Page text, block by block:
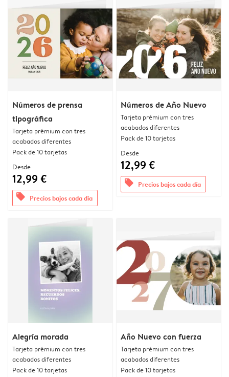
Números de prensa
tipográfica
Tarjeta prémium con tres
acabados diferentes
Pack de 10 tarjetas
Desde
12,99 €
offers Precios bajos cada día
Números de Año Nuevo
Tarjeta prémium con tres
acabados diferentes
Pack de 10 tarjetas
Desde
12,99 €
offers Precios bajos cada día
Alegría morada
Tarjeta prémium con tres
acabados diferentes
Pack de 10 tarjetas
Año Nuevo con fuerza
Tarjeta prémium con tres
acabados diferentes
Pack de 10 tarjetas